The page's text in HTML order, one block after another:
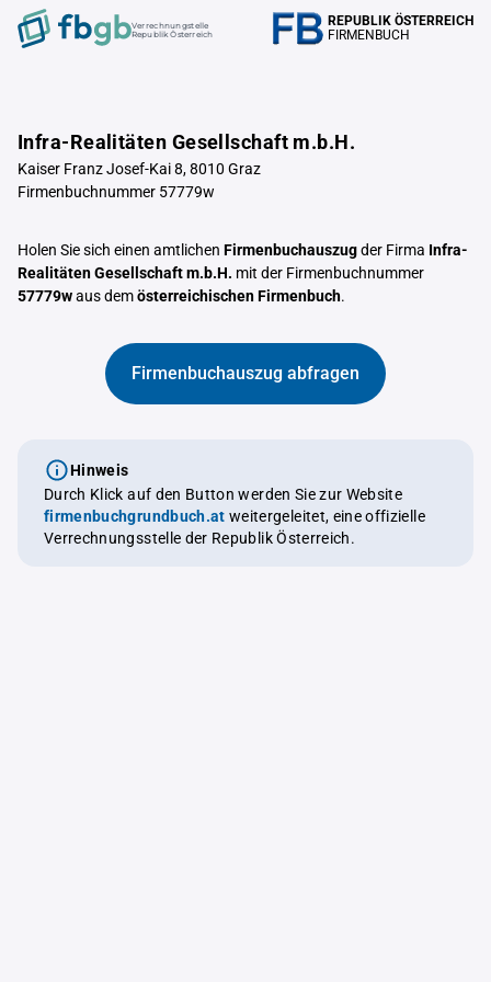
Verrechnungstelle
Republik Österreich
REPUBLIK ÖSTERREICH
FIRMENBUCH
Infra-Realitäten Gesellschaft m.b.H.
Kaiser Franz Josef-Kai 8, 8010 Graz
Firmenbuchnummer 57779w
Holen Sie sich einen amtlichen Firmenbuchauszugder Firma Infra-
Realitäten Gesellschaft m.b.H. mit der Firmenbuchnummer
57779waus demösterreichischen Firmenbuch.
Firmenbuchauszug abfragen
Hinweis
Durch Klick auf den Button werden Sie zur Website
firmenbuchgrundbuch.at weitergeleitet, eine offizielle
Verrechnungsstelle der Republik Österreich.